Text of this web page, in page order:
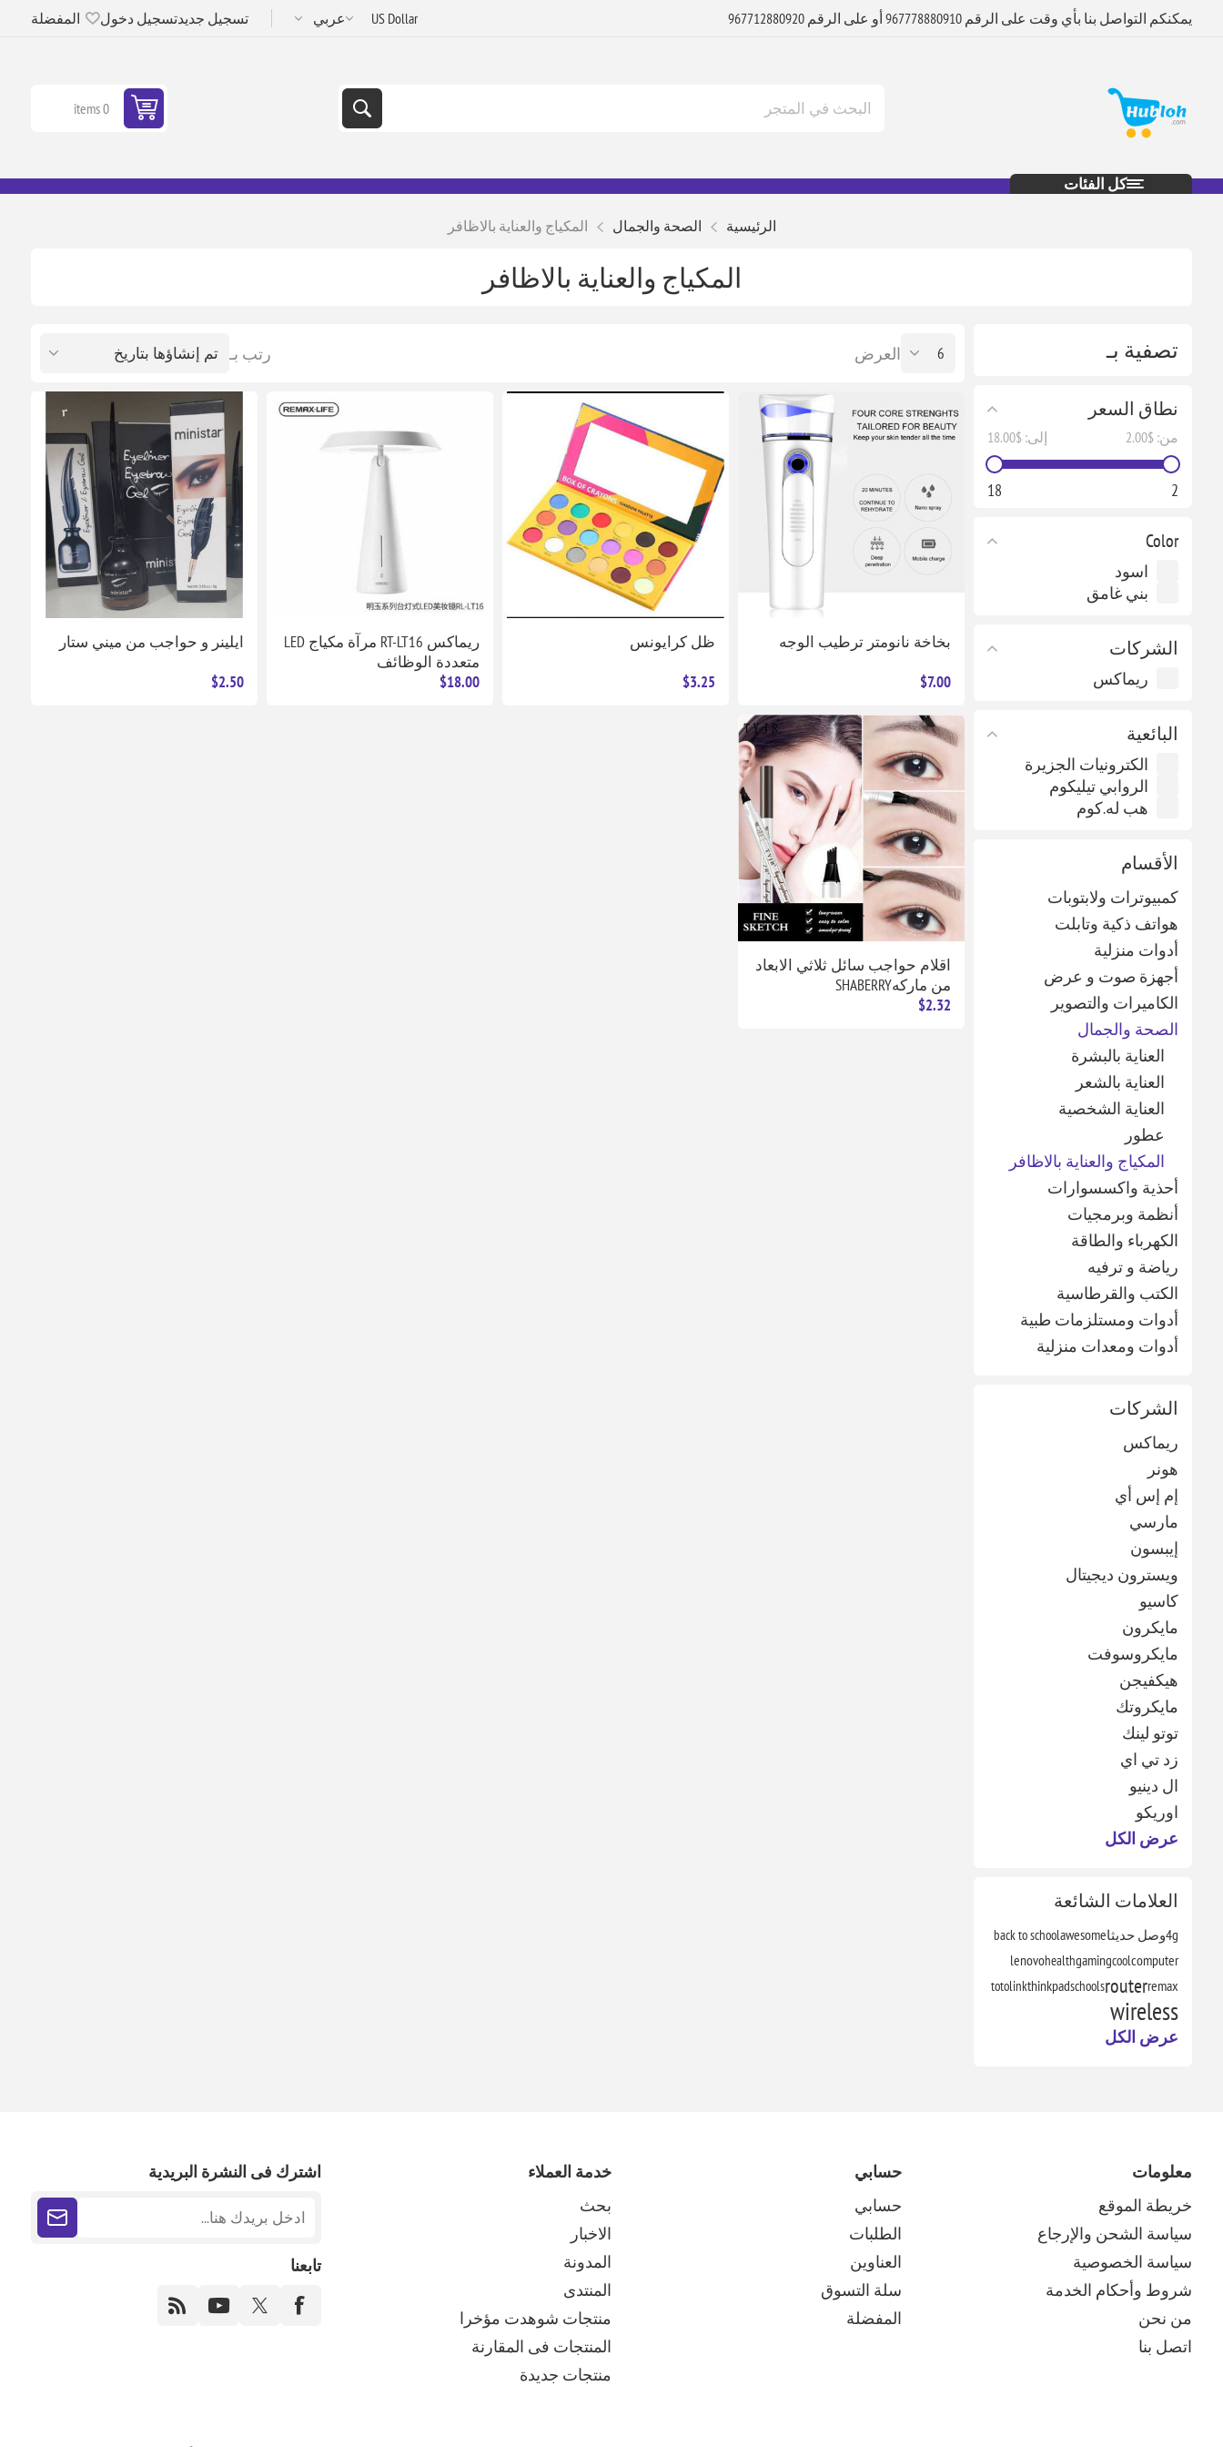
يمكنكم التواصل بنا بأي وقت على الرقم 967778880910 أو على الرقم 967712880920 تسجيل جديدتسجيل دخول المفضلة
0 items
كل الفئات
الرئيسية الصحة والجمال المكياج والعناية بالاظافر
تصفية بـ
نطاق السعر
من: $2.00 إلى: $18.00
2
18
Color
اسود
بني غامق
الشركات
ريماكس
البائعية
الكترونيات الجزيرة
الروابي تيليكوم
هب له.كوم
الأقسام
كمبيوترات ولابتوبات
هواتف ذكية وتابلت
أدوات منزلية
أجهزة صوت و عرض
الكاميرات والتصوير
الصحة والجمال
العناية بالبشرة
العناية بالشعر
العناية الشخصية
عطور
المكياج والعناية بالاظافر
أحذية واكسسوارات
أنظمة وبرمجيات
الكهرباء والطاقة
رياضة و ترفيه
الكتب والقرطاسية
أدوات ومستلزمات طبية
أدوات ومعدات منزلية
الشركات
ريماكس
هونر
إم إس أي
مارسي
إيبسون
ويسترون ديجيتال
كاسيو
مايكرون
مايكروسوفت
هيكفيجن
مايكروتك
توتو لينك
زد تي اي
ال دينيو
اوريكو
عرض الكل
العلامات الشائعة
4gوصل حديثاawesome
back to school
computer
cool
gaming
health
lenovo
remax
router
schools
thinkpad
totolink
wireless
عرض الكل
المكياج والعناية بالاظافر
رتب بـ العرض
بخاخة نانومتر ترطيب الوجه
$7.00
ظل كرايونس
$3.25
ريماكس RT-LT16 مرآة مكياج LED
متعددة الوظائف
$18.00
ايلينر و حواجب من ميني ستار
$2.50
اقلام حواجب سائل ثلاثي الابعاد
من ماركهSHABERRY
$2.32
معلومات
خريطة الموقع
سياسة الشحن والإرجاع
سياسة الخصوصية
شروط وأحكام الخدمة
من نحن
اتصل بنا
حسابي
حسابي
الطلبات
العناوين
سلة التسوق
المفضلة
خدمة العملاء
بحث
الاخبار
المدونة
المنتدى
منتجات شوهدت مؤخرا
المنتجات فى المقارنة
منتجات جديدة
اشترك فى النشرة البريدية
تابعنا